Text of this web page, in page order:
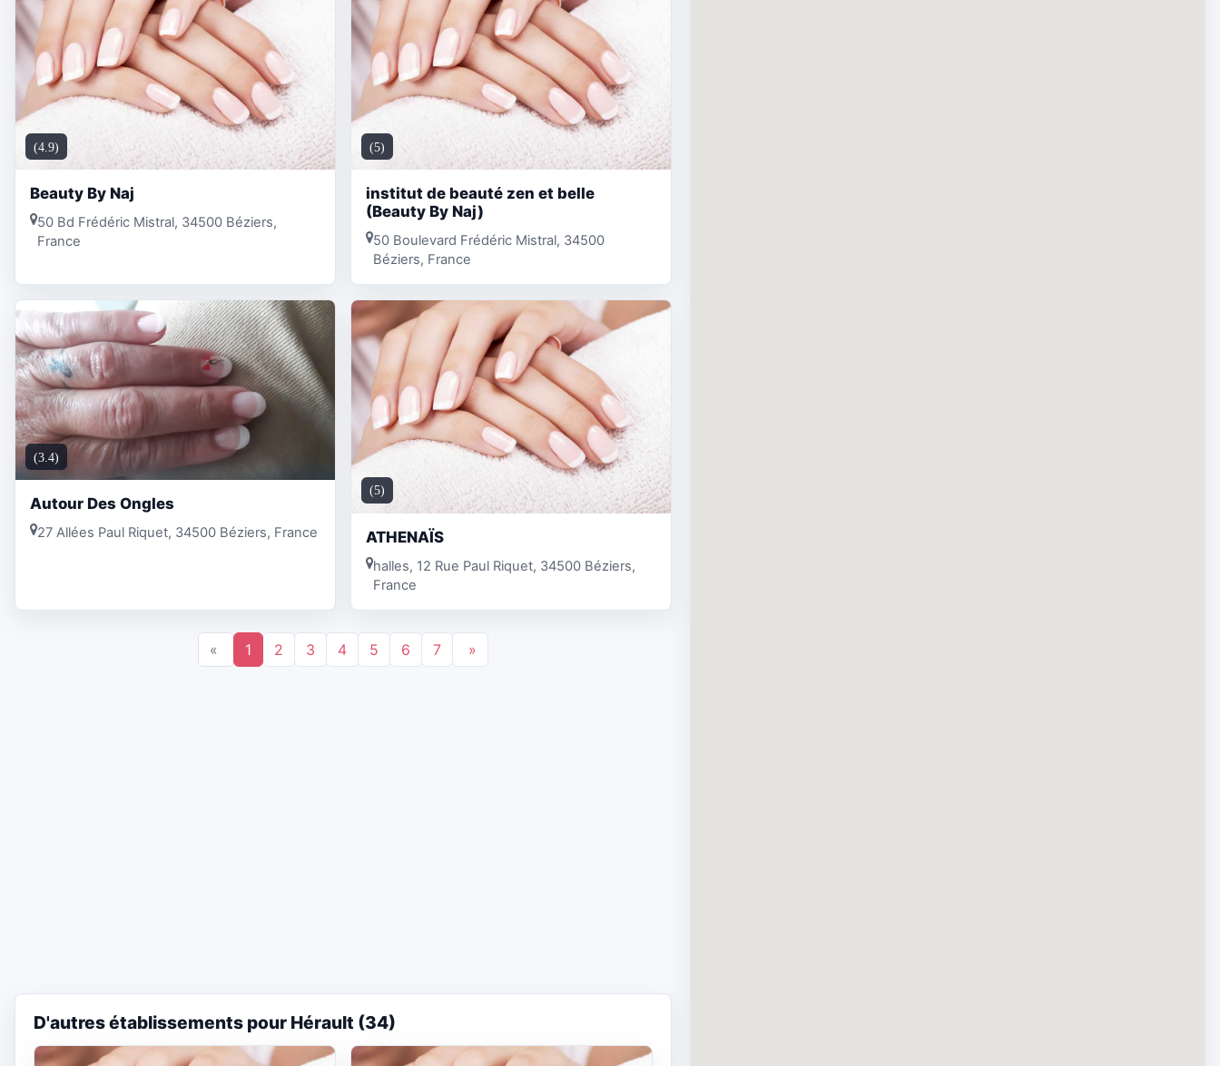
(4.9)
Beauty By Naj
50 Bd Frédéric Mistral, 34500 Béziers,
France
(5)
institut de beauté zen et belle
(Beauty By Naj)
50 Boulevard Frédéric Mistral, 34500
Béziers, France
(3.4)
Autour Des Ongles
27 Allées Paul Riquet, 34500 Béziers, France
(5)
ATHENAÏS
halles, 12 Rue Paul Riquet, 34500 Béziers,
France
« 1 2 3 4 5 6 7 »
D'autres établissements pour Hérault (34)